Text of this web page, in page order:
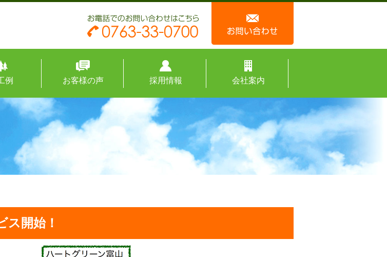
例 お客様の声 採用情報 会社案内
ス開始！